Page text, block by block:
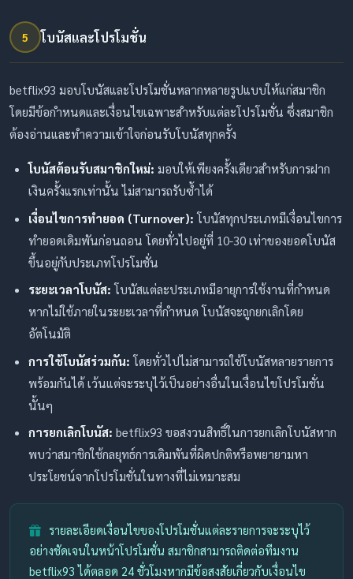
5 โบนัสและโปรโมชั่น
betflix93 มอบโบนัสและโปรโมชั่นหลากหลายรูปแบบให้แก่สมาชิก
โดยมีข้อกำหนดและเงื่อนไขเฉพาะสำหรับแต่ละโปรโมชั่น ซึ่งสมาชิก
ต้องอ่านและทำความเข้าใจก่อนรับโบนัสทุกครั้ง
โบนัสต้อนรับสมาชิกใหม่: มอบให้เพียงครั้งเดียวสำหรับการฝาก
เงินครั้งแรกเท่านั้น ไม่สามารถรับซ้ำได้
เงื่อนไขการทำยอด (Turnover): โบนัสทุกประเภทมีเงื่อนไขการ
ทำยอดเดิมพันก่อนถอน โดยทั่วไปอยู่ที่ 10-30 เท่าของยอดโบนัส
ขึ้นอยู่กับประเภทโปรโมชั่น
ระยะเวลาโบนัส: โบนัสแต่ละประเภทมีอายุการใช้งานที่กำหนด
หากไม่ใช้ภายในระยะเวลาที่กำหนด โบนัสจะถูกยกเลิกโดย
อัตโนมัติ
การใช้โบนัสร่วมกัน: โดยทั่วไปไม่สามารถใช้โบนัสหลายรายการ
พร้อมกันได้ เว้นแต่จะระบุไว้เป็นอย่างอื่นในเงื่อนไขโปรโมชั่น
นั้นๆ
การยกเลิกโบนัส: betflix93 ขอสงวนสิทธิ์ในการยกเลิกโบนัสหาก
พบว่าสมาชิกใช้กลยุทธ์การเดิมพันที่ผิดปกติหรือพยายามหา
ประโยชน์จากโปรโมชั่นในทางที่ไม่เหมาะสม
รายละเอียดเงื่อนไขของโปรโมชั่นแต่ละรายการจะระบุไว้
อย่างชัดเจนในหน้าโปรโมชั่น สมาชิกสามารถติดต่อทีมงาน
betflix93 ได้ตลอด 24 ชั่วโมงหากมีข้อสงสัยเกี่ยวกับเงื่อนไข